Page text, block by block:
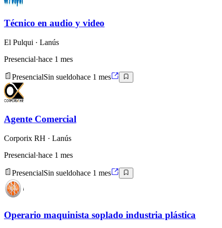
Técnico en audio y video
El Pulqui · Lanús
Presencial·hace 1 mes
PresencialSin sueldohace 1 mes
Agente Comercial
Corporix RH · Lanús
Presencial·hace 1 mes
PresencialSin sueldohace 1 mes
Operario maquinista soplado industria plástica